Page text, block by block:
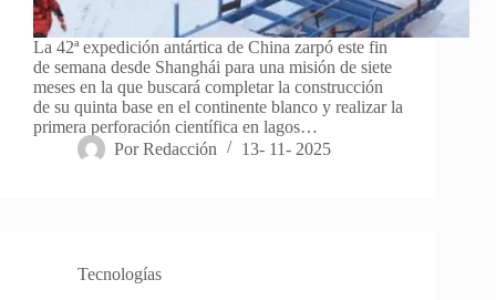
La 42ª expedición antártica de China zarpó este fin
de semana desde Shanghái para una misión de siete
meses en la que buscará completar la construcción
de su quinta base en el continente blanco y realizar la
primera perforación científica en lagos…
Por Redacción 13- 11- 2025
Tecnologías